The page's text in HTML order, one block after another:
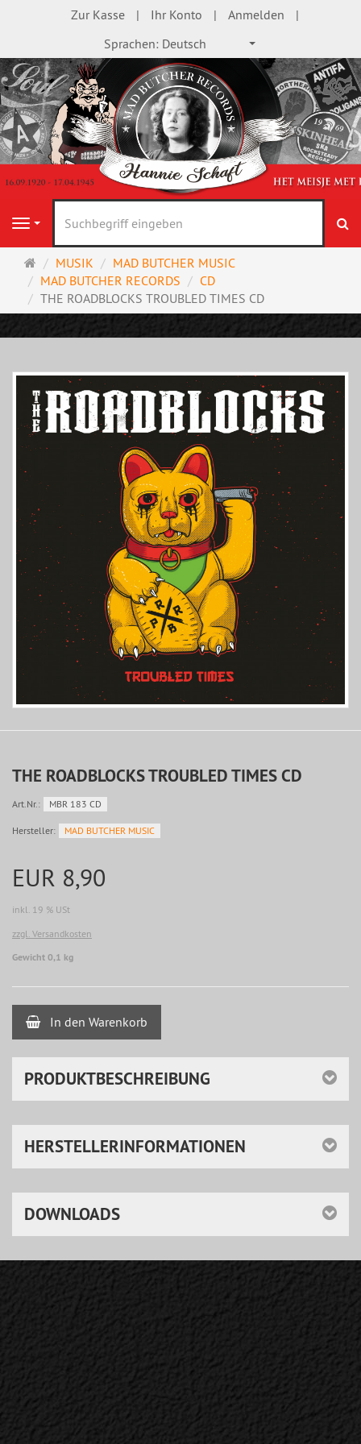
Zur Kasse Ihr Konto
Anmelden
Sprachen: Deutsch
Navigation
Startseite
MUSIK
MAD BUTCHER MUSIC
MAD BUTCHER RECORDS
CD
THE ROADBLOCKS TROUBLED TIMES CD
THE ROADBLOCKS TROUBLED TIMES CD
Art.Nr.: MBR 183 CD
Hersteller: MAD BUTCHER MUSIC
EUR 8,90
inkl. 19 % USt
zzgl. Versandkosten
Gewicht 0,1 kg
In den Warenkorb
PRODUKTBESCHREIBUNG
HERSTELLERINFORMATIONEN
DOWNLOADS